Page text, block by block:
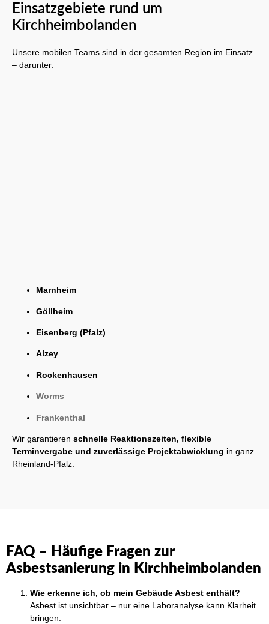
Einsatzgebiete rund um
Kirchheimbolanden
Unsere mobilen Teams sind in der gesamten Region im Einsatz
– darunter:
Marnheim
Göllheim
Eisenberg (Pfalz)
Alzey
Rockenhausen
Worms
Frankenthal
Wir garantieren schnelle Reaktionszeiten, flexible
Terminvergabe und zuverlässige Projektabwicklung in ganz
Rheinland-Pfalz.
FAQ – Häufige Fragen zur
Asbestsanierung in Kirchheimbolanden
Wie erkenne ich, ob mein Gebäude Asbest enthält?
Asbest ist unsichtbar – nur eine Laboranalyse kann Klarheit
bringen.